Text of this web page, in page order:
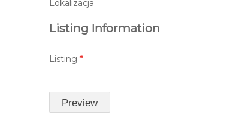
Lokalizacja
Listing Information
Listing *